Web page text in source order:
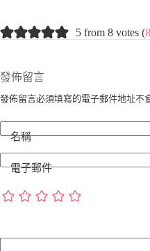
5 from 8 votes (
發佈留言
發佈留言必須填寫的電子郵件地址不
名稱
電子郵件